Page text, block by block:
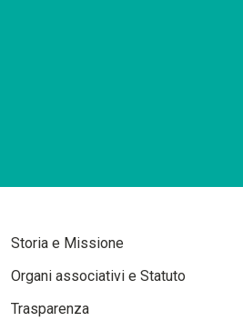
Storia e Missione
Organi associativi e Statuto
Trasparenza